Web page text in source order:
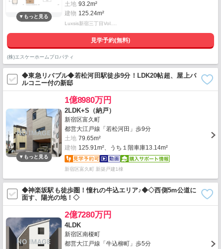
土地 93.2m²
建物 125.24m²
Luxsis新宿三丁目Vol.…
見学予約(無料)
(株)エスケーホームプロパティ
◆東急リバブル◆若松河田駅徒歩9分！LDK20帖超、屋上バ
ルコニー付の新邸
1億8980万円
2LDK+S（納戸）
新宿区富久町
都営大江戸線「若松河田」歩9分
土地 79.65m²
建物 125.91m²、うち１階車庫13.14m²
新宿区富久町 新築戸建1棟
◆神楽坂駅も徒歩圏！憧れの牛込エリア♪◆◇西側5m公道に
面す、陽光の地！◇
2億7280万円
4LDK
新宿区南榎町
都営大江戸線「牛込柳町」歩5分